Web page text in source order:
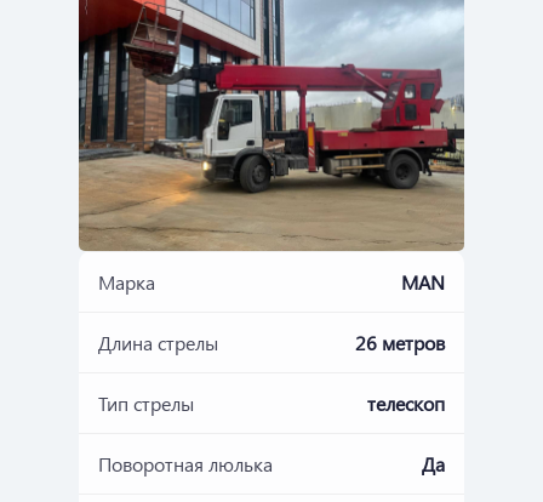
Марка MAN
Длина стрелы 26 метров
Тип стрелы телескоп
Поворотная люлька Да